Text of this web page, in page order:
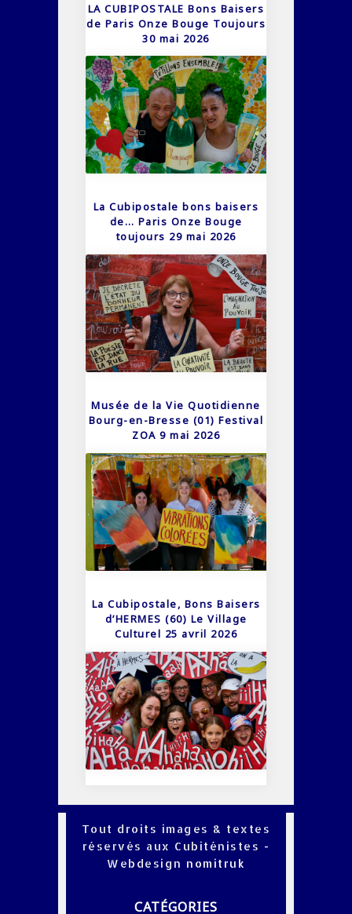
LA CUBIPOSTALE Bons Baisers
de Paris Onze Bouge Toujours
30 mai 2026
La Cubipostale bons baisers
de… Paris Onze Bouge
toujours 29 mai 2026
Musée de la Vie Quotidienne
Bourg-en-Bresse (01) Festival
ZOA 9 mai 2026
La Cubipostale, Bons Baisers
d’HERMES (60) Le Village
Culturel 25 avril 2026
Tout droits images & textes
réservés aux Cubiténistes -
Webdesign nomitruk
CATÉGORIES